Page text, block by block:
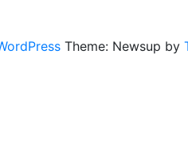
Theme: Newsup by